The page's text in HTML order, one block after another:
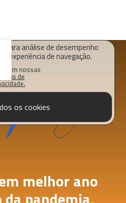
para análise de desempenho
experiência de navegação.
em nossas
de
os cookies
melhor ano